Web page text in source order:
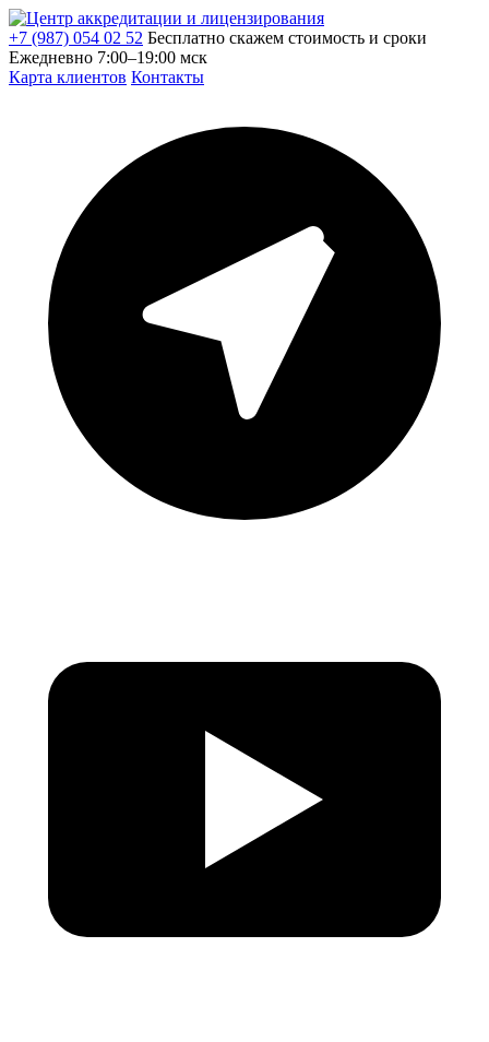
+7 (987) 054 02 52 Бесплатно скажем стоимость и сроки
Ежедневно 7:00–19:00 мск
Карта клиентов Контакты